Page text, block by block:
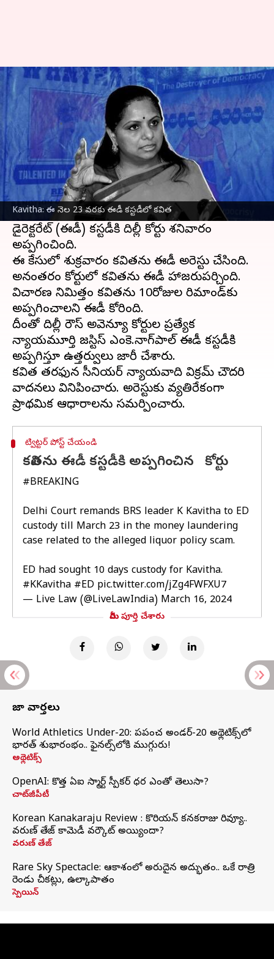
Kavitha: ఈ నెల 23 వరకు ఈడీ కస్టడీలో కవిత
Kavitha: ఈ నెల 23 వరకు ఈడీ
కస్టడీలో కవిత
వ్రాసిన వారు Stalin Mar 16, 2024 05:35 pm
ఈ వార్తాకథనం ఏంటి
లిక్కర్ పాలసీ కుంభకోణంలో కేసులో భారత రాష్ట్ర
సమితి (బీఆర్‌ఎస్) నాయకురాలు, ఎమ్మెల్సీ
కల్వకుంట్ల కవితను మార్చి 23 వరకు ఎన్‌ఫోర్స్‌మెంట్
డైరెక్టరేట్ (ఈడీ) కస్టడీకి దిల్లీ కోర్టు శనివారం
అప్పగించింది.
ఈ కేసులో శుక్రవారం కవితను ఈడీ అరెస్టు చేసింది.
అనంతరం కోర్టులో కవితను ఈడీ హాజరుపర్చింది.
విచారణ నిమిత్తం కవితను 10రోజుల రిమాండ్‌‌కు
అప్పగించాలని ఈడీ కోరింది.
దీంతో దిల్లీ రౌస్ అవెన్యూ కోర్టుల ప్రత్యేక
న్యాయమూర్తి జస్టిస్ ఎంకె.నాగ్‌పాల్ ఈడీ కస్టడీకి
అప్పగిస్తూ ఉత్తర్వులు జారీ చేశారు.
కవిత తరఫున సీనియర్ న్యాయవాది విక్రమ్ చౌదరి
వాదనలు వినిపించారు. అరెస్టుకు వ్యతిరేకంగా
ట్విట్టర్ పోస్ట్ చేయండి
కవితను ఈడీ కస్టడీకి అప్పగించిన కోర్టు
#BREAKING
Delhi Court remands BRS leader K Kavitha to ED
custody till March 23 in the money laundering
case related to the alleged liquor policy scam.
ED had sought 10 days custody for Kavitha.
#KKavitha #ED pic.twitter.com/jZg4FWFXU7
— Live Law (@LiveLawIndia) March 16, 2024
మీరు పూర్తి చేశారు
తాజా వార్తలు
World Athletics Under-20: ప్రపంచ అండర్-20 అథ్లెటిక్స్‌లో
భారత్‌ శుభారంభం.. ఫైనల్స్‌లోకి ముగ్గురు!
అథ్లెటిక్స్
OpenAI: కొత్త ఏఐ స్మార్ట్ స్పీకర్ ధర ఎంతో తెలుసా?
చాట్‌జీపీటీ
Korean Kanakaraju Review : కొరియన్ కనకరాజు రివ్యూ..
వరుణ్ తేజ్ కామెడీ వర్కౌట్ అయ్యిందా?
వరుణ్ తేజ్
Rare Sky Spectacle: ఆకాశంలో అరుదైన అద్భుతం.. ఒకే రాత్రి
రెండు చీకట్లు, ఉల్కాపాతం
స్పెయిన్